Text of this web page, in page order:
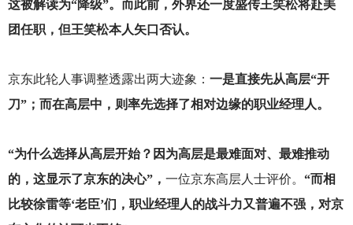
这被解读为“降级”。而此前，外界还一度盛传王笑松将赴美
团任职，但王笑松本人矢口否认。
京东此轮人事调整透露出两大迹象： 一是直接先从高层“开
刀”；而在高层中，则率先选择了相对边缘的职业经理人。
“为什么选择从高层开始？因为高层是最难面对、最难推动
的，这显示了京东的决心”， 一位京东高层人士评价。 “而相
比较徐雷等‘老臣’们，职业经理人的战斗力又普遍不强，对京